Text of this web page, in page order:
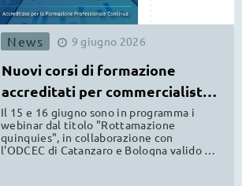
News 9 giugno 2026
Nuovi corsi di formazione
accreditati per commercialisti
ODCEC
Il 15 e 16 giugno sono in programma i
webinar dal titolo "Rottamazione
quinquies", in collaborazione con
l'ODCEC di Catanzaro e Bologna valido al